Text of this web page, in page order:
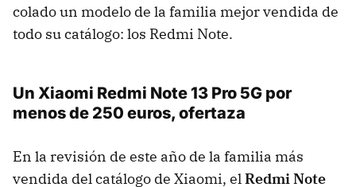
colado un modelo de la familia mejor vendida de
todo su catálogo: los Redmi Note.
Un Xiaomi Redmi Note 13 Pro 5G por
menos de 250 euros, ofertaza
En la revisión de este año de la familia más
vendida del catálogo de Xiaomi, elRedmi Note